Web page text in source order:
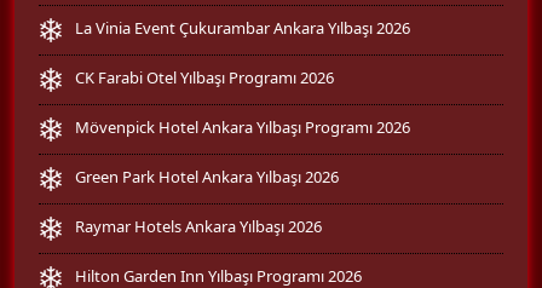
La Vinia Event Çukurambar Ankara Yılbaşı 2026
CK Farabi Otel Yılbaşı Programı 2026
Mövenpick Hotel Ankara Yılbaşı Programı 2026
Green Park Hotel Ankara Yılbaşı 2026
Raymar Hotels Ankara Yılbaşı 2026
Hilton Garden Inn Yılbaşı Programı 2026